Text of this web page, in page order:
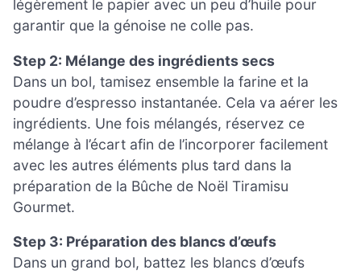
légèrement le papier avec un peu d’huile pour
garantir que la génoise ne colle pas.
Step 2: Mélange des ingrédients secs
Dans un bol, tamisez ensemble la farine et la
poudre d’espresso instantanée. Cela va aérer les
ingrédients. Une fois mélangés, réservez ce
mélange à l’écart afin de l’incorporer facilement
avec les autres éléments plus tard dans la
préparation de la Bûche de Noël Tiramisu
Gourmet.
Step 3: Préparation des blancs d’œufs
Dans un grand bol, battez les blancs d’œufs